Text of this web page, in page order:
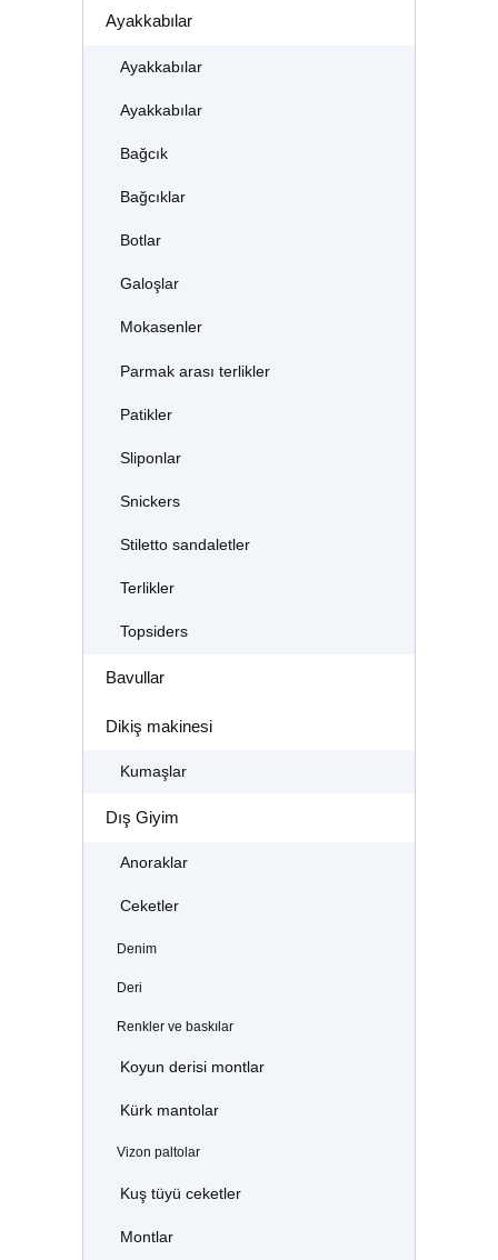
Ayakkabılar
Ayakkabılar
Ayakkabılar
Bağcık
Bağcıklar
Botlar
Galoşlar
Mokasenler
Parmak arası terlikler
Patikler
Sliponlar
Snickers
Stiletto sandaletler
Terlikler
Topsiders
Bavullar
Dikiş makinesi
Kumaşlar
Dış Giyim
Anoraklar
Ceketler
Denim
Deri
Renkler ve baskılar
Koyun derisi montlar
Kürk mantolar
Vizon paltolar
Kuş tüyü ceketler
Montlar